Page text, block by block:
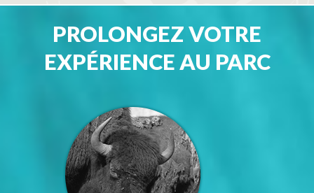
PROLONGEZ VOTRE
EXPÉRIENCE AU PARC